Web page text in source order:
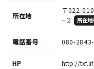
所在地
〒022-
−２
所在地
電話番号 080-
HP http://